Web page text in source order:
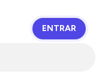
ENTRAR